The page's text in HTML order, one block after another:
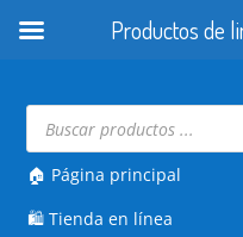
Búsqueda
productos
🏠 Página principal
🛍️Tienda en línea
Productos de